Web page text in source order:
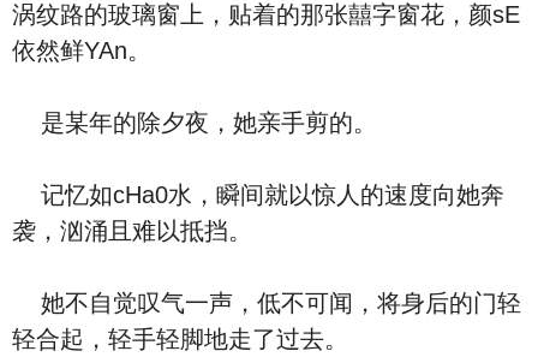
涡纹路的玻璃窗上，贴着的那张囍字窗花，颜sE
依然鲜YAn。
是某年的除夕夜，她亲手剪的。
记忆如cHa0水，瞬间就以惊人的速度向她奔
袭，汹涌且难以抵挡。
她不自觉叹气一声，低不可闻，将身后的门轻
轻合起，轻手轻脚地走了过去。